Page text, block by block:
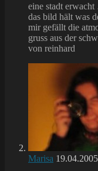
eine stadt
das bild hält was
mir gefällt die
gruss aus der
von reinhard
Marisa 19.04.2005